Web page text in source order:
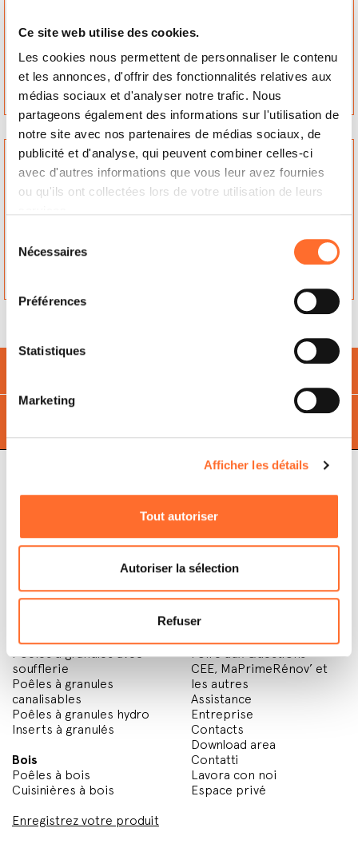
Ce site web utilise des cookies.
Les cookies nous permettent de personnaliser le contenu
et les annonces, d'offrir des fonctionnalités relatives aux
médias sociaux et d'analyser notre trafic. Nous
partageons également des informations sur l'utilisation de
notre site avec nos partenaires de médias sociaux, de
publicité et d'analyse, qui peuvent combiner celles-ci
avec d'autres informations que vous leur avez fournies
ou qu'ils ont collectées lors de votre utilisation de leurs
Nécessaires
Préférences
Statistiques
Marketing
Afficher les détails
Tout autoriser
Autoriser la sélection
Refuser
Namen, Wallonië
Contactez
Namen, Wallonië
Contactez
DESIGN FIRE
ch de Marche 264
Namen, Wallonië
HASTIR POELERIE
rue Henry de Rohan
5620, Florennes
avec des
Trouvez le le plus proche de vous
Via Martiri della Libertà,
31025 S. Lucia di Piave
Treviso, Italy
Poêles à granulés
Poêles à granulés avec
soufflerie
Poêles à granules
canalisables
Poêles à granules hydro
Inserts à granulés
Bois
Poêles à bois
Cuisinières à bois
Enregistrez votre produit
Foire aux Questions
CEE, MaPrimeRénov’ et
les autres
Assistance
Entreprise
Contacts
Download area
Contatti
Lavora con noi
Espace privé